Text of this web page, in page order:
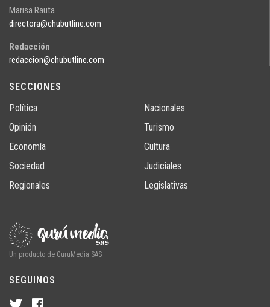
Marisa Rauta
directora@chubutline.com
Redacción
redaccion@chubutline.com
SECCIONES
Política
Opinión
Economía
Sociedad
Regionales
Nacionales
Turismo
Cultura
Judiciales
Legislativas
Un producto de GuruMedia SAS
SEGUINOS